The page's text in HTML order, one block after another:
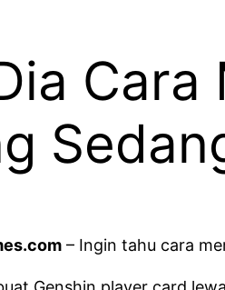
– Ingin tahu cara